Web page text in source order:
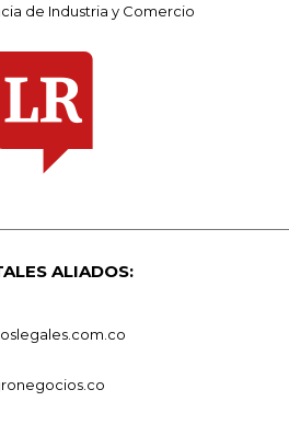
de Industria y Comercio
ALIADOS: